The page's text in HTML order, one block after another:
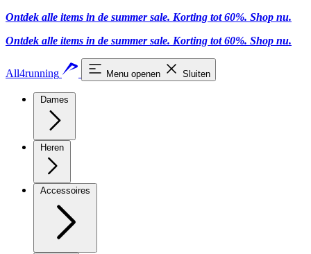
Ontdek alle items in de summer sale. Korting tot 60%. Shop nu.
Ontdek alle items in de summer sale. Korting tot 60%. Shop nu.
All4running Menu openen Sluiten
Dames
Heren
Accessoires